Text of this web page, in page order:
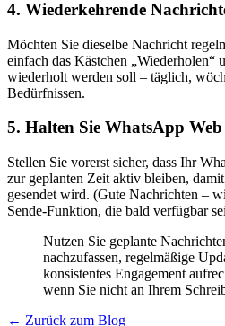
4. Wiederkehrende
Möchten Sie dieselbe Nachricht
einfach das Kästchen „Wiederholen“
wiederholt werden soll – täglich,
Bedürfnissen.
5. Halten Sie WhatsApp
Stellen Sie vorerst sicher, dass Ihr
zur geplanten Zeit aktiv bleiben,
gesendet wird. (Gute Nachrichten –
Sende-Funktion, die bald verfügbar
Nutzen Sie geplante
nachzufassen, regelmäßige
konsistentes Engagement
wenn Sie nicht an Ihrem
← Zurück zum Blog